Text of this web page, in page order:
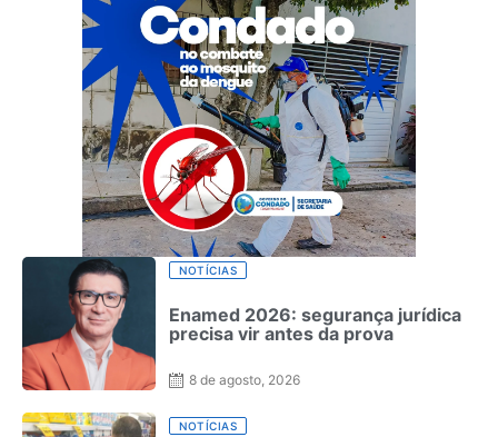
NOTÍCIAS
Enamed 2026: segurança jurídica
precisa vir antes da prova
8 de agosto, 2026
NOTÍCIAS